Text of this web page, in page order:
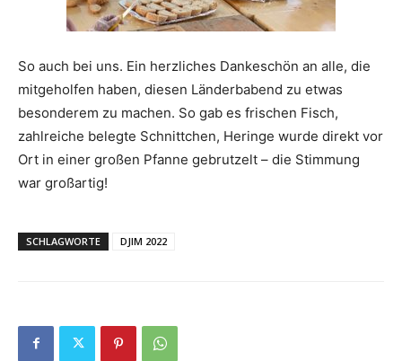
So auch bei uns. Ein herzliches Dankeschön an alle, die
mitgeholfen haben, diesen Länderbabend zu etwas
besonderem zu machen. So gab es frischen Fisch,
zahlreiche belegte Schnittchen, Heringe wurde direkt vor
Ort in einer großen Pfanne gebrutzelt – die Stimmung
war großartig!
SCHLAGWORTE DJIM 2022